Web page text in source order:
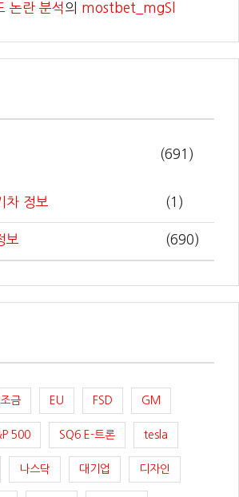
논란 분석의 mostbet_mgSl
(691)
차 정보 (1)
보 (690)
금 EU FSD GM
500 SQ6 E-트론 tesla
나스닥 대기업 디자인